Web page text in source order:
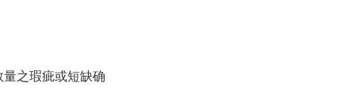
之瑕疵或短缺确